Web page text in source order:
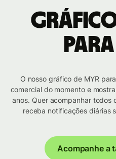
Gráfico
para
O nosso gráfico de MYR
comercial do momento e
anos. Quer acompanhar todos
receba notificações diárias
Acompanhe a